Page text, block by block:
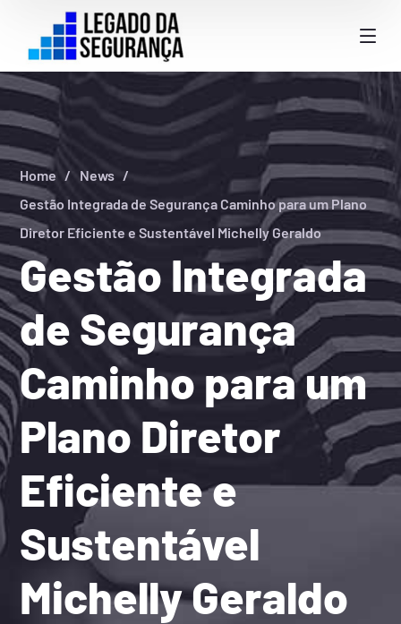
Gestão Integrada
de Segurança
Caminho para um
Plano Diretor
Eficiente e
Sustentável
Michelly Geraldo
Home
News
Gestão Integrada de Segurança Caminho para um Plano
Diretor Eficiente e Sustentável Michelly Geraldo